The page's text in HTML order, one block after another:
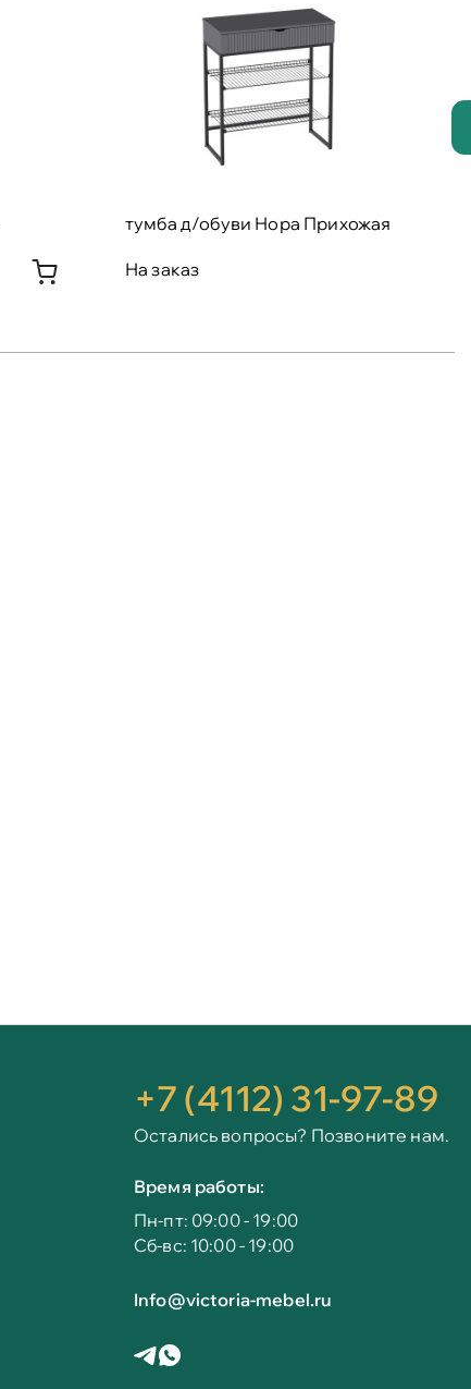
тумба д/обуви Нора Прихожая
На заказ
+7 (4112) 31-97-89
Остались вопросы? Позвоните нам.
Время работы:
Пн-пт: 09:00 - 19:00
Сб-вс: 10:00 - 19:00
Info@victoria-mebel.ru